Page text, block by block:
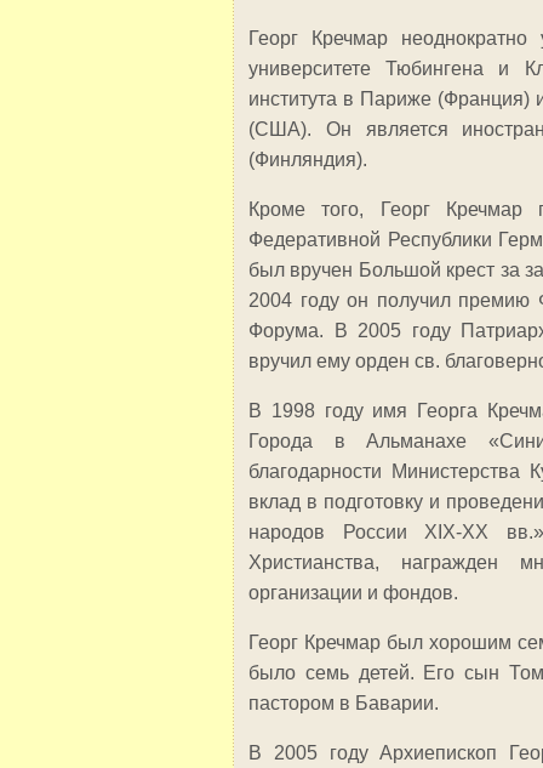
Георг Кречмар неоднократно
университете Тюбингена и
института в Париже (Франция)
(США). Он является
(Финляндия).
Кроме того, Георг Кречмар
Федеративной Республики
был вручен Большой крест за
2004 году он получил премию
Форума. В 2005 году
вручил ему орден св.
В 1998 году имя Георга
Города в Альманахе
благодарности Министерства
вклад в подготовку и
народов России XIX-XX
Христианства, награжден
организации и фондов.
Георг Кречмар был хорошим
было семь детей. Его сын
пастором в Баварии.
В 2005 году Архиепископ